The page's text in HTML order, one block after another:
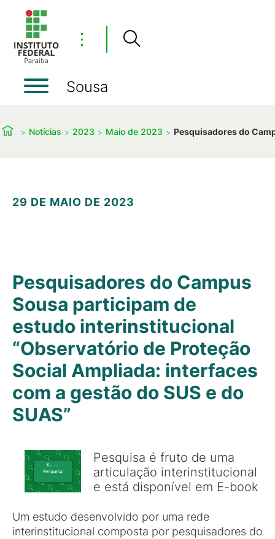
⋮
Sousa
Notícias 2023 Maio de 2023 Pesquisadores do
29 DE MAIO DE 2023
Pesquisadores do Campus
Sousa participam de
estudo interinstitucional
“Observatório de Proteção
Social Ampliada: interfaces
com a gestão do SUS e do
SUAS”
Pesquisa é fruto de uma
articulação interinstitucional
e está disponível em E-book
Um estudo desenvolvido por uma rede
interinstitucional composta por pesquisadores do